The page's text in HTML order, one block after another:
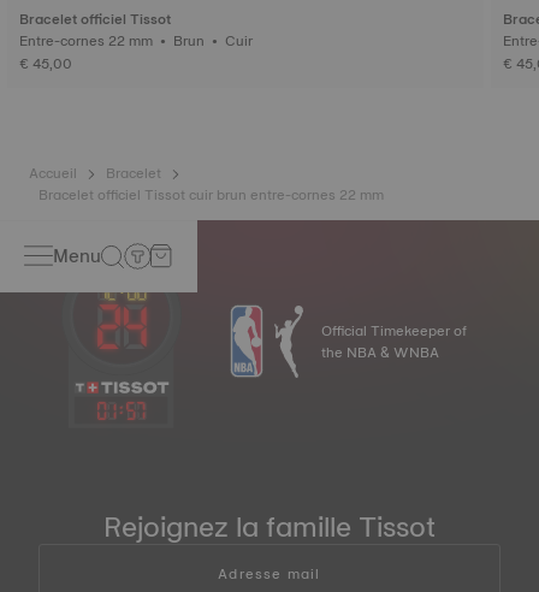
Bracelet officiel Tissot
Entre-cornes 22 mm • Brun • Cuir
€ 45,00
€
Accueil
Bracelet
Bracelet officiel Tissot cuir brun entre-cornes 22 mm
Menu
01:57
Official Timekeeper of
the NBA & WNBA
Rejoignez la famille Tissot
Adresse mail